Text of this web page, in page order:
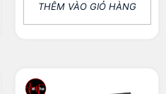
THÊM VÀO GIỎ HÀNG